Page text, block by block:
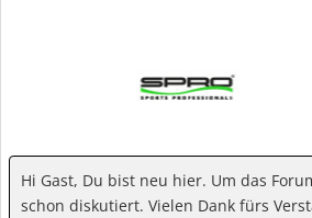
Hi Gast, Du bist neu hier. Um das
schon diskutiert. Vielen Dank fürs